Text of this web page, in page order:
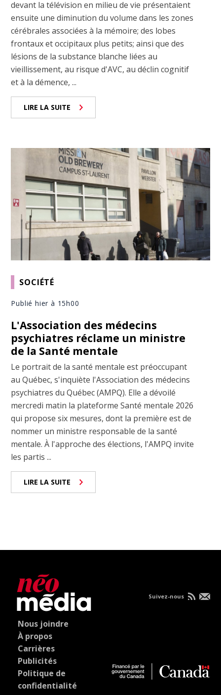
devant la télévision en milieu de vie présentaient
ensuite une diminution du volume dans les zones
cérébrales associées à la mémoire; des lobes
frontaux et occipitaux plus petits; ainsi que des
lésions de la substance blanche liées au
vieillissement, au risque d'AVC, au déclin cognitif
et à la démence, ...
LIRE LA SUITE
SOCIÉTÉ
Publié hier à 15h00
L'Association des médecins
psychiatres réclame un ministre
de la Santé mentale
Le portrait de la santé mentale est préoccupant
au Québec, s'inquiète l'Association des médecins
psychiatres du Québec (AMPQ). Elle a dévoilé
mercredi matin la plateforme Santé mentale 2026
qui propose six mesures, dont la première est de
nommer un ministre responsable de la santé
mentale. À l'approche des élections, l'AMPQ invite
les partis ...
LIRE LA SUITE
Nous joindre
À propos
Carrières
Publicités
Politique de
confidentialité
Suivez-nous